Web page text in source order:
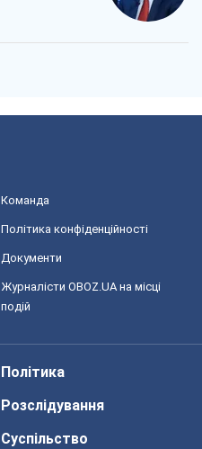
Команда
Політика конфіденційності
Документи
Журналісти OBOZ.UA на місці
подій
Політика
Розслідування
Суспільство